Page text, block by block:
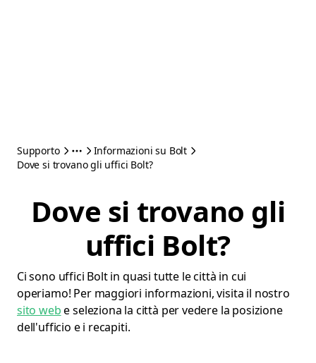
Supporto
Informazioni su Bolt
Dove si trovano gli uffici Bolt?
Dove si trovano gli
uffici Bolt?
Ci sono uffici Bolt in quasi tutte le città in cui
operiamo! Per maggiori informazioni, visita il nostro
sito webe seleziona la città per vedere la posizione
dell'ufficio e i recapiti.